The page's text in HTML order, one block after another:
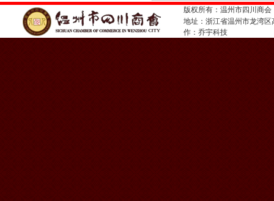
版权所有：温州市四川商
地址：浙江省温州市龙湾
作： 乔宇科技